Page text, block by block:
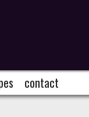
contact